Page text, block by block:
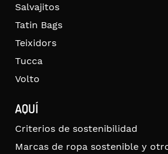
Salvajitos
Tatin Bags
Teixidors
Tucca
Volto
AQUÍ
Criterios de sostenibilidad
Marcas de ropa sostenible y